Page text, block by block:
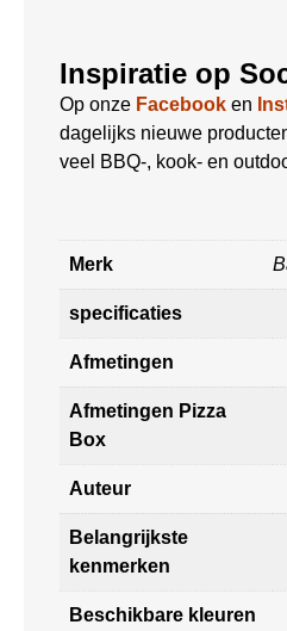
Inspiratie op
Op onze Facebook en
dagelijks nieuwe
veel BBQ-, kook- en
Merk
specificaties
Afmetingen
Afmetingen Pizza
Box
Auteur
Belangrijkste
kenmerken
Beschikbare kleuren